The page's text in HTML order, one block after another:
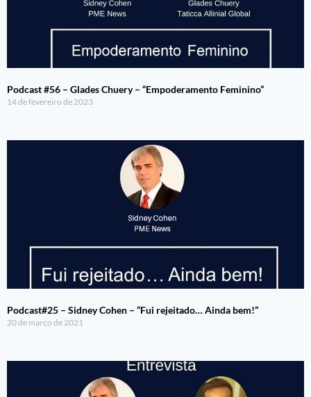
Podcast #56 – Glades Chuery – “Empoderamento Feminino”
14 de fevereiro de 2023
Podcast#25 – Sidney Cohen – “Fui rejeitado… Ainda bem!”
20 de março de 2021